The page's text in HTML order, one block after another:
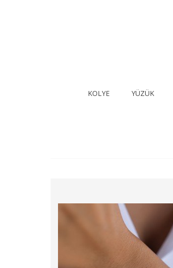
KOLYE YÜZÜK